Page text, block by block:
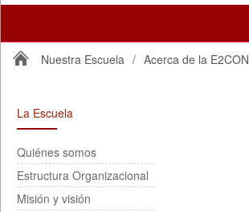
Nuestra Escuela / Acerca de la E2CON
La Escuela
Quiénes somos
Estructura Organizacional
Misión y visión